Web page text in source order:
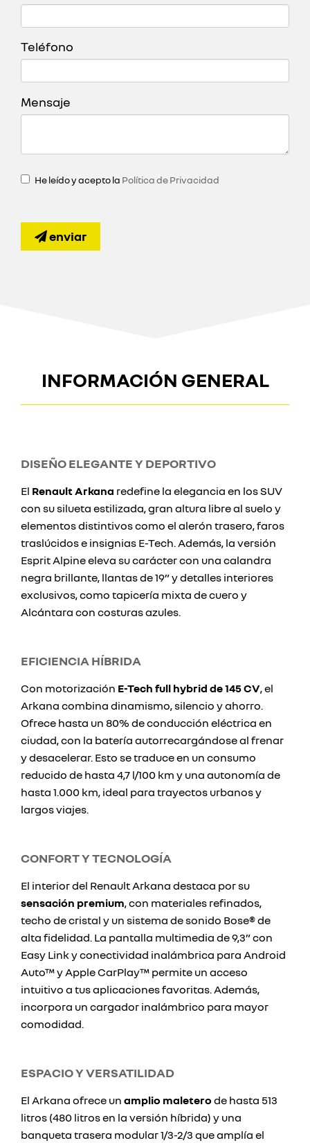
Teléfono
Mensaje
He leído y acepto la Política de Privacidad
enviar
INFORMACIÓN GENERAL
DISEÑO ELEGANTE Y DEPORTIVO
El Renault Arkana redefine la elegancia en los SUV
con su silueta estilizada, gran altura libre al suelo y
elementos distintivos como el alerón trasero, faros
traslúcidos e insignias E-Tech. Además, la versión
Esprit Alpine eleva su carácter con una calandra
negra brillante, llantas de 19” y detalles interiores
exclusivos, como tapicería mixta de cuero y
Alcántara con costuras azules.
EFICIENCIA HÍBRIDA
Con motorización E-Tech full hybrid de 145 CV, el
Arkana combina dinamismo, silencio y ahorro.
Ofrece hasta un 80% de conducción eléctrica en
ciudad, con la batería autorrecargándose al frenar
y desacelerar. Esto se traduce en un consumo
reducido de hasta 4,7 l/100 km y una autonomía de
hasta 1.000 km, ideal para trayectos urbanos y
largos viajes.
CONFORT Y TECNOLOGÍA
El interior del Renault Arkana destaca por su
sensación premium, con materiales refinados,
techo de cristal y un sistema de sonido Bose® de
alta fidelidad. La pantalla multimedia de 9,3” con
Easy Link y conectividad inalámbrica para Android
Auto™ y Apple CarPlay™ permite un acceso
intuitivo a tus aplicaciones favoritas. Además,
incorpora un cargador inalámbrico para mayor
comodidad.
ESPACIO Y VERSATILIDAD
El Arkana ofrece un amplio maletero de hasta 513
litros (480 litros en la versión híbrida) y una
banqueta trasera modular 1/3-2/3 que amplía el